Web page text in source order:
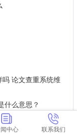
吗 论文查重系统维
什么意思？
中心 联系我们